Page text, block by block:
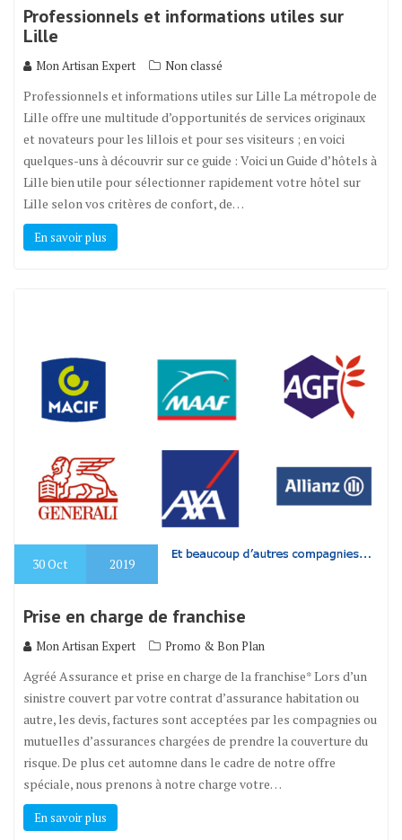
Professionnels et informations utiles sur
Lille
Mon Artisan Expert Non classé
Professionnels et informations utiles sur Lille La métropole de
Lille offre une multitude d’opportunités de services originaux
et novateurs pour les lillois et pour ses visiteurs ; en voici
quelques-uns à découvrir sur ce guide : Voici un Guide d’hôtels à
Lille bien utile pour sélectionner rapidement votre hôtel sur
Lille selon vos critères de confort, de…
En savoir plus
30Oct 2019
Prise en charge de franchise
Mon Artisan Expert Promo & Bon Plan
Agréé Assurance et prise en charge de la franchise* Lors d’un
sinistre couvert par votre contrat d’assurance habitation ou
autre, les devis, factures sont acceptées par les compagnies ou
mutuelles d’assurances chargées de prendre la couverture du
risque. De plus cet automne dans le cadre de notre offre
spéciale, nous prenons à notre charge votre…
En savoir plus